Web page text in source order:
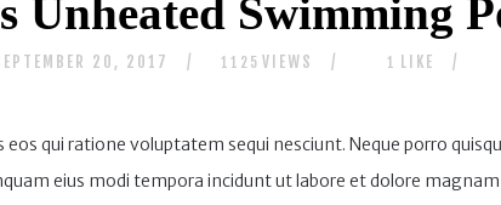
Unheated Swimming
20, 2017 1125 VIEWS 1 LIKE
qui ratione voluptatem sequi nesciunt. Neque porro
eius modi tempora incidunt ut labore et dolore